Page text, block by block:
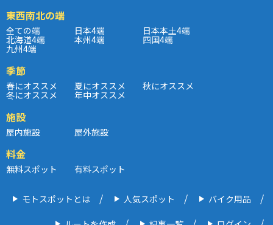
東西南北の端
全ての端 日本4端 日本本土4端
北海道4端 本州4端 四国4端
九州4端
季節
春にオススメ 夏にオススメ 秋にオススメ
冬にオススメ 年中オススメ
施設
屋内施設 屋外施設
料金
無料スポット 有料スポット
モトスポットとは 人気スポット バイク用品